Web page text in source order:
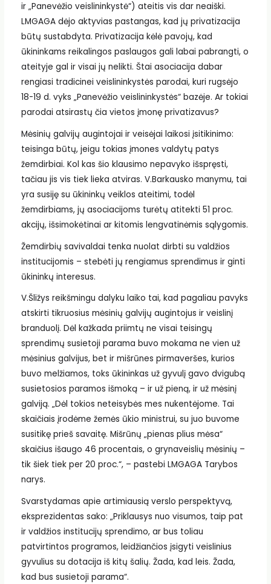
ir „Panevėžio veislininkystė“) ateitis vis dar neaiški.
LMGAGA dėjo aktyvias pastangas, kad jų privatizacija
būtų sustabdyta. Privatizacija kėlė pavojų, kad
ūkininkams reikalingos paslaugos gali labai pabrangti, o
ateityje gal ir visai jų nelikti. Štai asociacija dabar
rengiasi tradicinei veislininkystės parodai, kuri rugsėjo
18-19 d. vyks „Panevėžio veislininkystės“ bazėje. Ar tokiai
parodai atsirastų čia vietos įmonę privatizavus?
Mėsinių galvijų augintojai ir veisėjai laikosi įsitikinimo:
teisinga būtų, jeigu tokias įmones valdytų patys
žemdirbiai. Kol kas šio klausimo nepavyko išspręsti,
tačiau jis vis tiek lieka atviras. V.Barkausko manymu, tai
yra susiję su ūkininkų veiklos ateitimi, todėl
žemdirbiams, jų asociacijoms turėtų atitekti 51 proc.
akcijų, išsimokėtinai ar kitomis lengvatinėmis sąlygomis.
Žemdirbių savivaldai tenka nuolat dirbti su valdžios
institucijomis – stebėti jų rengiamus sprendimus ir ginti
ūkininkų interesus.
V.Šližys reikšmingu dalyku laiko tai, kad pagaliau pavyks
atskirti tikruosius mėsinių galvijų augintojus ir veislinį
branduolį. Dėl kažkada priimtų ne visai teisingų
sprendimų susietoji parama buvo mokama ne vien už
mėsinius galvijus, bet ir mišrūnes pirmaveršes, kurios
buvo melžiamos, toks ūkininkas už gyvulį gavo dvigubą
susietosios paramos išmoką – ir už pieną, ir už mėsinį
galviją. „Dėl tokios neteisybės mes nukentėjome. Tai
skaičiais įrodėme žemės ūkio ministrui, su juo buvome
susitikę prieš savaitę. Mišrūnų „pienas plius mėsa“
skaičius išaugo 46 procentais, o grynaveislių mėsinių –
tik šiek tiek per 20 proc.“, – pastebi LMGAGA Tarybos
narys.
Svarstydamas apie artimiausią verslo perspektyvą,
eksprezidentas sako: „Priklausys nuo visumos, taip pat
ir valdžios institucijų sprendimo, ar bus toliau
patvirtintos programos, leidžiančios įsigyti veislinius
gyvulius su dotacija iš kitų šalių. Žada, kad leis. Žada,
kad bus susietoji parama“.